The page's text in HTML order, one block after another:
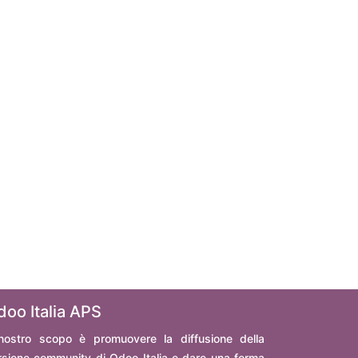
Italia APS
scopo è promuovere la diffusione della